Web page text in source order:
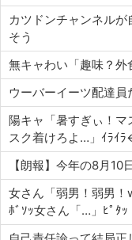
カツドンチャンネル
そう
無キャわい「趣味？外
ウーバーイーツ配達員
陽キャ「暑すぎぃ！
スク着けろよ…」ｲﾗｲ
【朗報】今年の8月
女さん「弱男！弱男
ﾎﾞｿｯ女さん「…」ﾋﾟﾀｯ